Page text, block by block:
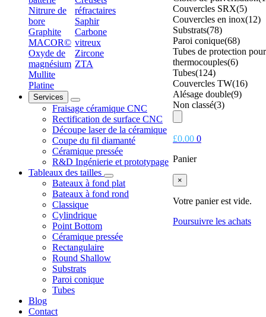
Nitrure de
bore
Graphite
MACOR©
Oxyde de
magnésium
Mullite
Platine
réfractaires
Saphir
Carbone
vitreux
Zircone
ZTA
Services
Fraisage céramique CNC
Rectification de surface CNC
Découpe laser de la céramique
Coupe du fil diamanté
Céramique pressée
R&D Ingénierie et prototypage
Tableaux des tailles
Bateaux à fond plat
Bateaux à fond rond
Classique
Cylindrique
Point Bottom
Céramique pressée
Rectangulaire
Round Shallow
Substrats
Paroi conique
Tubes
Blog
Contact
Couvercles SRX(5)
Couvercles en inox(12)
Substrats(78)
Paroi conique(68)
Tubes de protection pour
thermocouples(6)
Tubes(124)
Couvercles TW(16)
Alésage double(9)
Non classé(3)
£0.00 0
Panier
×
Votre panier est vide.
Poursuivre les achats